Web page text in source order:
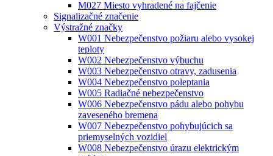
M027 Miesto vyhradené na fajčenie
Signalizačné značenie
Výstražné značky
W001 Nebezpečenstvo požiaru alebo vysokej
teploty
W002 Nebezpečenstvo výbuchu
W003 Nebezpečenstvo otravy, zadusenia
W004 Nebezpečenstvo poleptania
W005 Radiačné nebezpečenstvo
W006 Nebezpečenstvo pádu alebo pohybu
zaveseného bremena
W007 Nebezpečenstvo pohybujúcich sa
priemyselných vozidiel
W008 Nebezpečenstvo úrazu elektrickým